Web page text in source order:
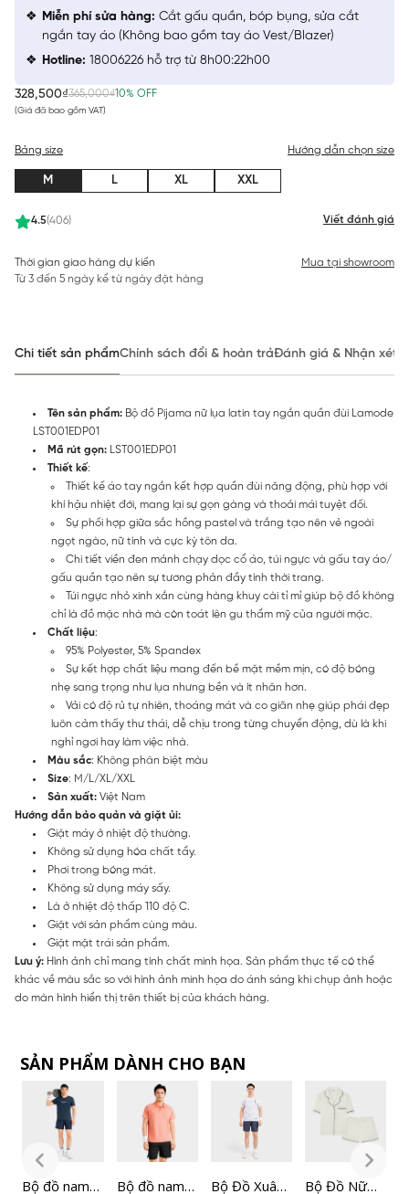
328,500₫365,000₫10% OFF
(Giá đã bao gồm VAT)
4.5(406) Viết đánh giá
Bảng size Hướng dẫn chọn size
M L XL XXL
Thời gian giao hàng dự kiến
Từ 3 đến 5 ngày kể từ ngày đặt hàng
Mua tại showroom
Miễn phí sửa hàng: Cắt gấu quần, bóp bụng, sửa cắt
ngắn tay áo (Không bao gồm tay áo Vest/Blazer)
Hotline: 18006226 hỗ trợ từ 8h00:22h00
Chi tiết sản phẩmChính sách đổi & hoàn trảĐánh giá & Nhận xét
Tên sản phẩm: Bộ đồ Pijama nữ lụa latin tay ngắn quần đùi Lamode
LST001EDP01
Mã rút gọn: LST001EDP01
Thiết kế:
Thiết kế áo tay ngắn kết hợp quần đùi năng động, phù hợp với
khí hậu nhiệt đới, mang lại sự gọn gàng và thoải mái tuyệt đối.
Sự phối hợp giữa sắc hồng pastel và trắng tạo nên vẻ ngoài
ngọt ngào, nữ tính và cực kỳ tôn da.
Chi tiết viền đen mảnh chạy dọc cổ áo, túi ngực và gấu tay áo/
gấu quần tạo nên sự tương phản đầy tính thời trang.
Túi ngực nhỏ xinh xắn cùng hàng khuy cài tỉ mỉ giúp bộ đồ không
chỉ là đồ mặc nhà mà còn toát lên gu thẩm mỹ của người mặc.
Chất liệu:
95% Polyester, 5% Spandex
Sự kết hợp chất liệu mang đến bề mặt mềm mịn, có độ bóng
nhẹ sang trọng như lụa nhưng bền và ít nhăn hơn.
Vải có độ rủ tự nhiên, thoáng mát và co giãn nhẹ giúp phái đẹp
luôn cảm thấy thư thái, dễ chịu trong từng chuyển động, dù là khi
nghỉ ngơi hay làm việc nhà.
Màu sắc: Không phân biệt màu
Size: M/L/XL/XXL
Sản xuất: Việt Nam
Hướng dẫn bảo quản và giặt ủi:
Giặt máy ở nhiệt độ thường.
Không sử dụng hóa chất tẩy.
Phơi trong bóng mát.
Không sử dụng máy sấy.
Là ở nhiệt độ thấp 110 độ C.
Giặt với sản phẩm cùng màu.
Giặt mặt trái sản phẩm.
Lưu ý: Hình ảnh chỉ mang tính chất minh họa. Sản phẩm thực tế có thể
khác về màu sắc so với hình ảnh minh họa do ánh sáng khi chụp ảnh hoặc
do màn hình hiển thị trên thiết bị của khách hàng.
SẢN PHẨM DÀNH CHO BẠN
Bộ đồ nam
Bộ đồ nam
Bộ Đồ Xuân
Bộ Đồ Nữ